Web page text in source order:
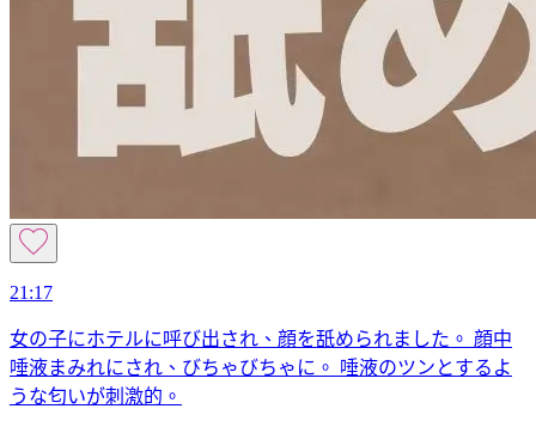
21:17
女の子にホテルに呼び出され、顔を舐められました。 顔中
唾液まみれにされ、びちゃびちゃに。 唾液のツンとするよ
うな匂いが刺激的。